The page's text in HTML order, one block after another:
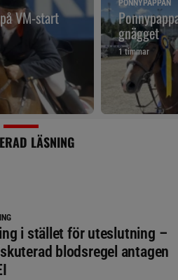
VM-start
PONNYPAPPAN
gnägget
1 timmar
LÄSNING
i stället för uteslutning –
blodsregel antagen